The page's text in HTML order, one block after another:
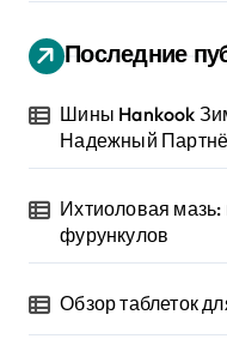
Последние
Шины Hankook
Надежный
Ихтиоловая
фурункулов
Обзор таблеток